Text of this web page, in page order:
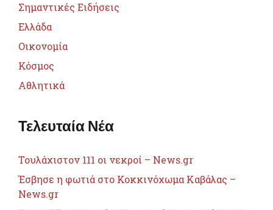
Σημαντικές Ειδήσεις
Ελλάδα
Οικονομία
Κόσμος
Αθλητικά
Τελευταία Νέα
Τουλάχιστον 111 οι νεκροί – News.gr
Έσβησε η φωτιά στο Κοκκινόχωμα Καβάλας –
News.gr